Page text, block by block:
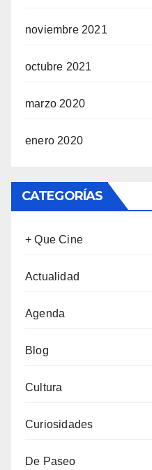
noviembre 2021
octubre 2021
marzo 2020
enero 2020
CATEGORÍAS
+ Que Cine
Actualidad
Agenda
Blog
Cultura
Curiosidades
De Paseo